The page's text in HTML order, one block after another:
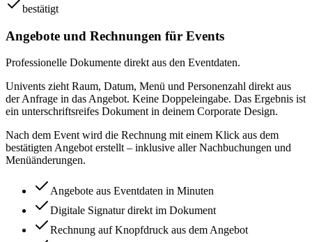
bestätigt
Angebote und Rechnungen für Events
Professionelle Dokumente direkt aus den Eventdaten.
Univents zieht Raum, Datum, Menü und Personenzahl direkt aus
der Anfrage in das Angebot. Keine Doppeleingabe. Das Ergebnis ist
ein unterschriftsreifes Dokument in deinem Corporate Design.
Nach dem Event wird die Rechnung mit einem Klick aus dem
bestätigten Angebot erstellt – inklusive aller Nachbuchungen und
Menüänderungen.
Angebote aus Eventdaten in Minuten
Digitale Signatur direkt im Dokument
Rechnung auf Knopfdruck aus dem Angebot